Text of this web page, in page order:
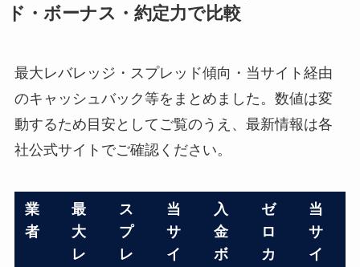
ド・ボーナス・約定力で比較
最大レバレッジ・スプレッド傾向・当サイト経由
のキャッシュバック等をまとめました。数値は変
動するため目安としてご覧のうえ、最新情報は各
社公式サイトでご確認ください。
業
者
最
大
レ
ス
プ
レ
当
サ
イ
入
金
ボ
ゼ
ロ
カ
当
サ
イ